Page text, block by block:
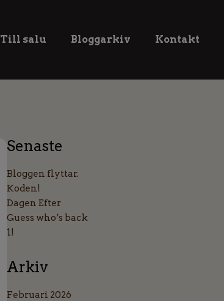
Till salu Bloggarkiv Kontakt
Senaste
Bloggen flyttar.
Koden!
Dagen Efter
Guess who’s back
1!
Arkiv
Februari 2026